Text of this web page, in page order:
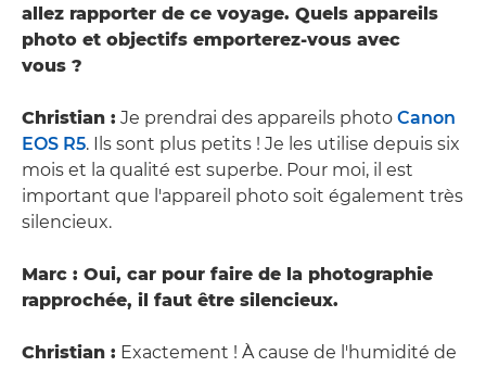
allez rapporter de ce voyage. Quels appareils
photo et objectifs emporterez-vous avec
vous ?
Christian : Je prendrai des appareils photo Canon
EOS R5. Ils sont plus petits ! Je les utilise depuis six
mois et la qualité est superbe. Pour moi, il est
important que l'appareil photo soit également très
silencieux.
Marc : Oui, car pour faire de la photographie
rapprochée, il faut être silencieux.
Christian : Exactement ! À cause de l'humidité de